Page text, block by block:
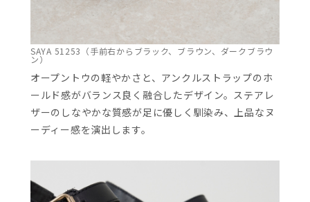
SAYA 51253（手前右からブラック、ブラウン、ダークブラウ
ン）
オープントウの軽やかさと、アンクルストラップのホ
ールド感がバランス良く融合したデザイン。ステアレ
ザーのしなやかな質感が足に優しく馴染み、上品なヌ
ーディー感を演出します。